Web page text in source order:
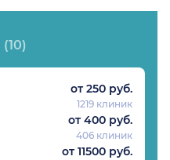
(10)
от 250 руб.
1219 клиник
от 400 руб.
406 клиник
от 11500 руб.